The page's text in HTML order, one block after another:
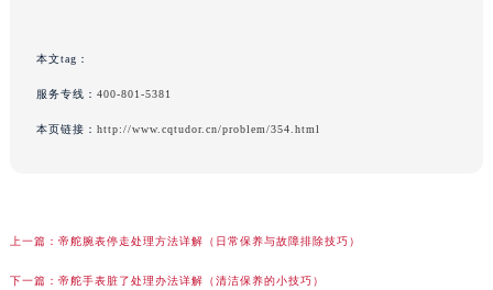
本文tag：
服务专线： 400-801-5381
本页链接： http://www.cqtudor.cn/problem/354.html
上一篇： 帝舵腕表停走处理方法详解（日常保养与故障排除技巧）
下一篇： 帝舵手表脏了处理办法详解（清洁保养的小技巧）